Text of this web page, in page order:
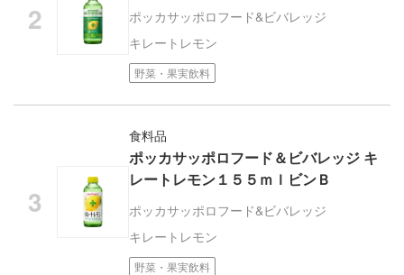
ポッカサッポロフード&ビバレッジ
キレートレモン
野菜・果実飲料
食料品
ポッカサッポロフード＆ビバレッジ キ
レートレモン１５５ｍｌビンＢ
ポッカサッポロフード&ビバレッジ
キレートレモン
野菜・果実飲料